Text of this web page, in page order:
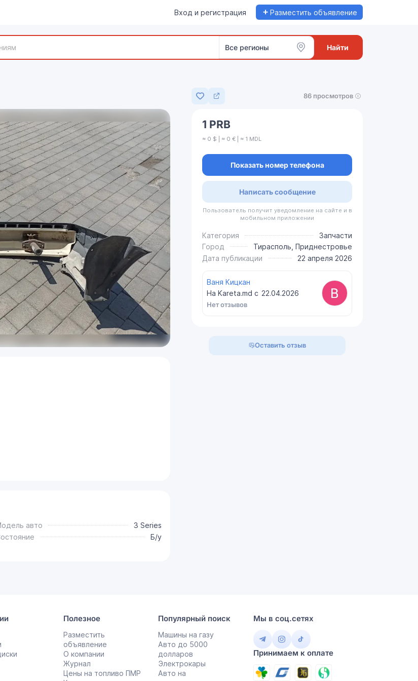
Вход и регистрация + Разместить объявление
Все регионы Найти
Добавить в избранное
86 просмотров
авто
3 Series
Б/у
1 PRB
≈ 0 $ | ≈ 0 € | ≈ 1 MDL
Показать номер телефона
Написать сообщение
Пользователь получит уведомление на сайте и в
мобильном приложении
Категория
Запчасти
Город
Тирасполь, Приднестровье
Дата публикации
22 апреля 2026
Ваня Кицкан
На Kareta.md с 22.04.2026
Нет отзывов
Оставить отзыв
Полезное
Разместить
объявление
О компании
Журнал
Цены на топливо ПМР
Популярный поиск
Машины на газу
Авто до 5000
долларов
Электрокары
Авто на
Мы в соц.сетях
Принимаем к оплате